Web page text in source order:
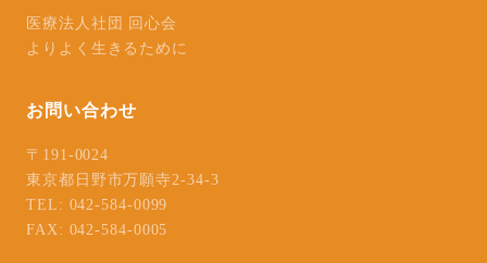
医療法人社団 回心会
よりよく生きるために
お問い合わせ
〒191-0024
東京都日野市万願寺2-34-3
TEL: 042-584-0099
FAX: 042-584-0005